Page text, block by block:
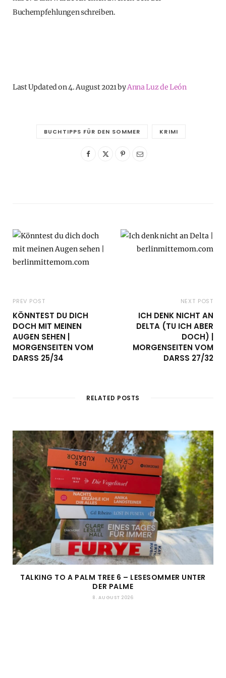
Buchempfehlungen schreiben.
Last Updated on 4. August 2021 byAnna Luz de León
BUCHTIPPS FÜR DEN SOMMER KRIMI
PREV POST
KÖNNTEST DU DICH
DOCH MIT MEINEN
AUGEN SEHEN |
MORGENSEITEN VOM
DARSS 25/34
NEXT POST
ICH DENK NICHT AN
DELTA (TU ICH ABER
DOCH) |
MORGENSEITEN VOM
DARSS 27/32
RELATED POSTS
TALKING TO A PALM TREE 6 – LESESOMMER UNTER
DER PALME
8. AUGUST 2026